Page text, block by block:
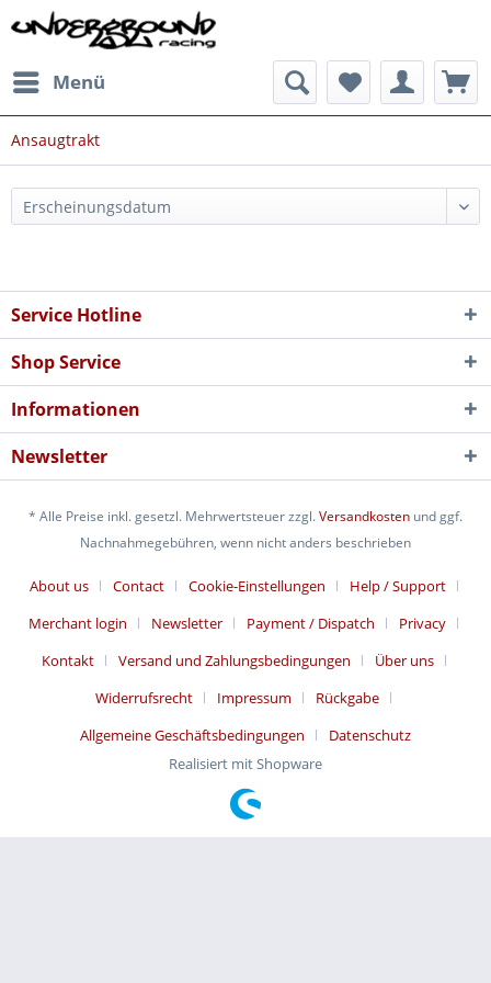
Menü
Ansaugtrakt
Service Hotline
Shop Service
Informationen
Newsletter
* Alle Preise inkl. gesetzl. Mehrwertsteuer zzgl.Versandkosten und ggf.
Nachnahmegebühren, wenn nicht anders beschrieben
About us Contact Cookie-Einstellungen
Help / Support
Merchant login
Newsletter Payment / Dispatch
Privacy
Kontakt
Versand und Zahlungsbedingungen
Über uns
Widerrufsrecht
Impressum
Rückgabe
Allgemeine Geschäftsbedingungen
Datenschutz
Realisiert mit Shopware